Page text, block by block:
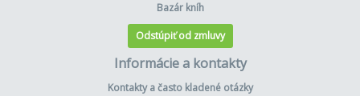
Bazár kníh
Odstúpiť od zmluvy
Informácie a kontakty
Kontakty a často kladené otázky